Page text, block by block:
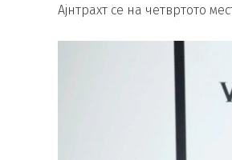
Ајнтрахт се на четвртото